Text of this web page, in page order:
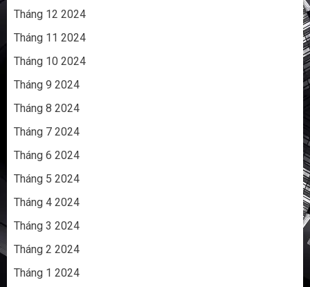
Tháng 12 2024
Tháng 11 2024
Tháng 10 2024
Tháng 9 2024
Tháng 8 2024
Tháng 7 2024
Tháng 6 2024
Tháng 5 2024
Tháng 4 2024
Tháng 3 2024
Tháng 2 2024
Tháng 1 2024